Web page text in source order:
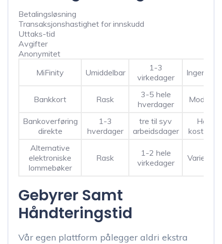
Betalingsløsning
Transaksjonshastighet for innskudd
Uttaks-tid
Avgifter
Anonymitet
MiFinity
Umiddelbar
1-3
virkedager
Ingen/
Bankkort Rask
3-5 hele
hverdager
Bankoverføring
direkte
1-3
hverdager
tre til syv
arbeidsdager
Høye
Alternative
elektroniske
lommebøker
Rask
1-2 hele
virkedager
Gebyrer Samt
Håndteringstid
Vår egen plattform pålegger aldri ekstra